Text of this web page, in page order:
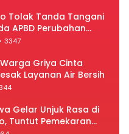
Tolak Tanda Tangani
APBD Perubahan
3347
Griya Cinta
Layanan Air Bersih
Gelar Unjuk Rasa di
Tuntut Pemekaran